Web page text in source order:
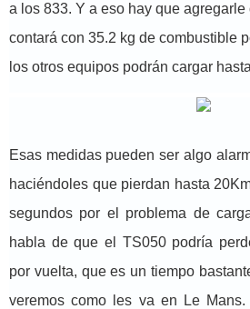
a los 833. Y a eso hay que agregarle
contará con 35.2 kg de combustible
los otros equipos podrán cargar
Esas medidas pueden ser algo
haciéndoles que pierdan hasta
segundos por el problema de
habla de que el TS050 podría
por vuelta, que es un tiempo
veremos como les va en Le